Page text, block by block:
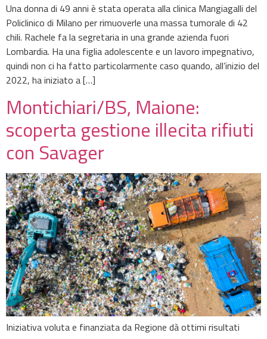
Una donna di 49 anni è stata operata alla clinica Mangiagalli del
Policlinico di Milano per rimuoverle una massa tumorale di 42
chili. Rachele fa la segretaria in una grande azienda fuori
Lombardia. Ha una figlia adolescente e un lavoro impegnativo,
quindi non ci ha fatto particolarmente caso quando, all’inizio del
2022, ha iniziato a […]
Montichiari/BS, Maione:
scoperta gestione illecita rifiuti
con Savager
Iniziativa voluta e finanziata da Regione dà ottimi risultati